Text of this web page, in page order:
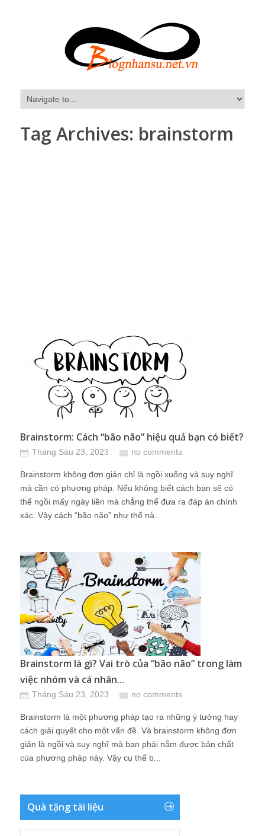
Tag Archives: brainstorm
Brainstorm: Cách “bão não” hiệu quả bạn có biết?
Tháng Sáu 23, 2023 no comments
Brainstorm không đơn giản chỉ là ngồi xuống và suy nghĩ
mà cần có phương pháp. Nếu không biết cách bạn sẽ có
thể ngồi mấy ngày liền mà chẳng thể đưa ra đáp án chính
xác. Vậy cách “bão não” như thế nà...
Brainstorm là gì? Vai trò của “bão não” trong làm
việc nhóm và cá nhân...
Tháng Sáu 23, 2023 no comments
Brainstorm là một phương pháp tạo ra những ý tưởng hay
cách giải quyết cho một vấn đề. Và brainstorm không đơn
giản là ngồi và suy nghĩ mà bạn phải nắm được bản chất
của phương pháp này. Vậy cụ thể b...
Quà tặng tài liệu